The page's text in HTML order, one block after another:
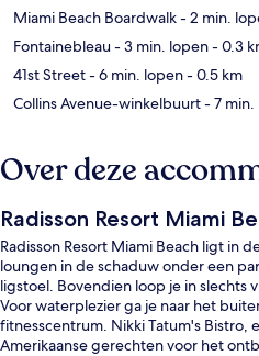
Miami Beach Boardwalk- 2 min.
Fontainebleau- 3 min. lopen- 0.3
41st Street- 6 min. lopen- 0.5 km
Collins Avenue-winkelbuurt- 7
Over deze
Radisson Resort Miami
Radisson Resort Miami Beach ligt in
loungen in de schaduw onder een
ligstoel. Bovendien loop je in slechts
Voor waterplezier ga je naar het
fitnesscentrum. Nikki Tatum's Bistro,
Amerikaanse gerechten voor het